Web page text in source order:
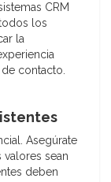
CRM
los
la
contacto.
Asegúrate
sean
deben